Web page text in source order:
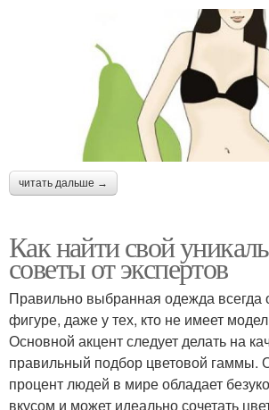
читать дальше →
Как найти свой
советы от экспертов
Правильно выбранная одежда всегда
фигуре, даже у тех, кто не имеет
Основной акцент следует делать на
правильный подбор цветовой гаммы.
процент людей в мире обладает
вкусом и может идеально сочетать